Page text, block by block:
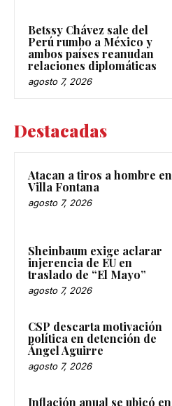
Betssy Chávez sale del
Perú rumbo a México y
ambos países reanudan
relaciones diplomáticas
agosto 7, 2026
Destacadas
Atacan a tiros a hombre en
Villa Fontana
agosto 7, 2026
Sheinbaum exige aclarar
injerencia de EU en
traslado de “El Mayo”
agosto 7, 2026
CSP descarta motivación
política en detención de
Ángel Aguirre
agosto 7, 2026
Inflación anual se ubicó en